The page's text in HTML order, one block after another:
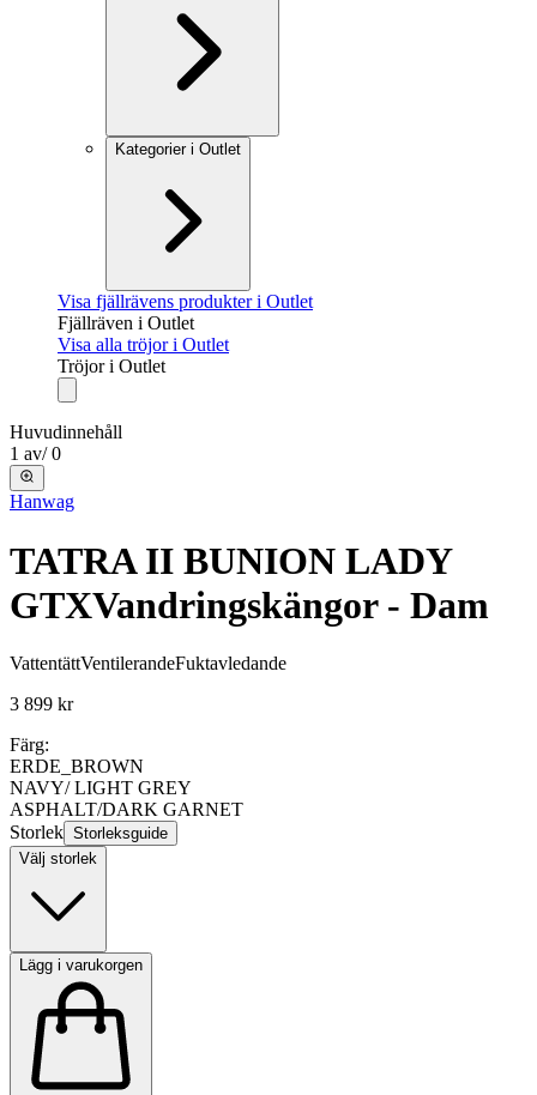
Kategorier i Outlet
Visa fjällrävens produkter i Outlet
Fjällräven i Outlet
Visa alla tröjor i Outlet
Tröjor i Outlet
Huvudinnehåll
1 av/ 0
Hanwag
TATRA II BUNION LADY
GTXVandringskängor - Dam
VattentättVentilerandeFuktavledande
3 899 kr
Färg:
ERDE_BROWN
NAVY/ LIGHT GREY
ASPHALT/DARK GARNET
Storlek Storleksguide
Välj storlek
Lägg i varukorgen